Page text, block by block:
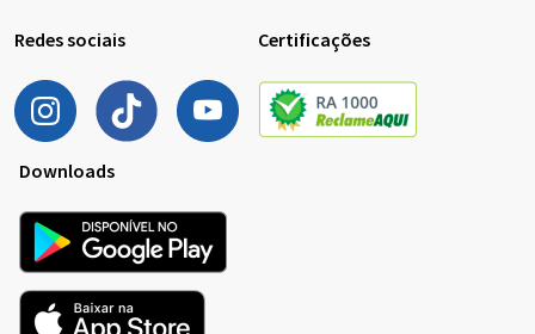
Redes sociais Certificações
Downloads